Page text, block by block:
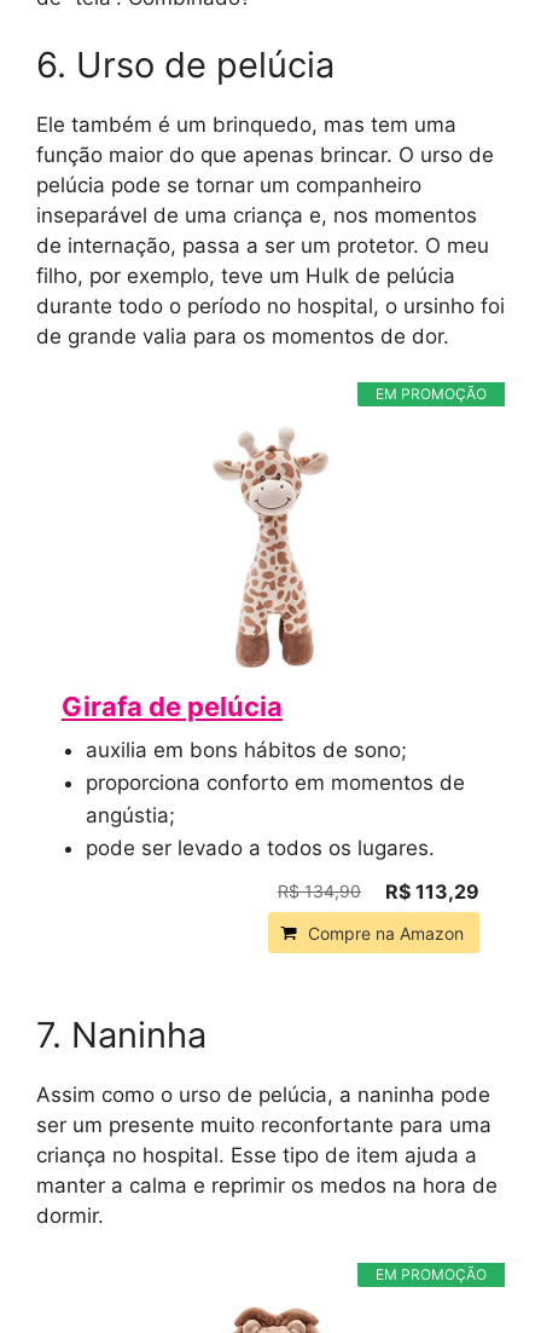
6. Urso de pelúcia
Ele também é um brinquedo, mas tem uma
função maior do que apenas brincar. O urso de
pelúcia pode se tornar um companheiro
inseparável de uma criança e, nos momentos
de internação, passa a ser um protetor. O meu
filho, por exemplo, teve um Hulk de pelúcia
durante todo o período no hospital, o ursinho foi
de grande valia para os momentos de dor.
EM PROMOÇÃO
Girafa de pelúcia
auxilia em bons hábitos de sono;
proporciona conforto em momentos de
angústia;
pode ser levado a todos os lugares.
R$ 134,90 R$ 113,29
Compre na Amazon
7. Naninha
Assim como o urso de pelúcia, a naninha pode
ser um presente muito reconfortante para uma
criança no hospital. Esse tipo de item ajuda a
manter a calma e reprimir os medos na hora de
dormir.
EM PROMOÇÃO